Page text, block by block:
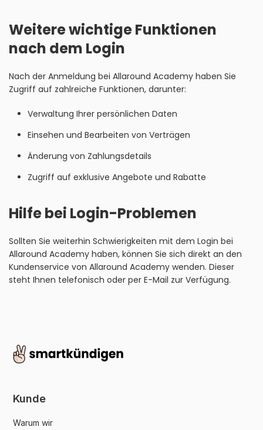
Weitere wichtige Funktionen
nach dem Login
Nach der Anmeldung bei Allaround Academy haben Sie
Zugriff auf zahlreiche Funktionen, darunter:
Verwaltung Ihrer persönlichen Daten
Einsehen und Bearbeiten von Verträgen
Änderung von Zahlungsdetails
Zugriff auf exklusive Angebote und Rabatte
Hilfe bei Login-Problemen
Sollten Sie weiterhin Schwierigkeiten mit dem Login bei
Allaround Academy haben, können Sie sich direkt an den
Kundenservice von Allaround Academy wenden. Dieser
steht Ihnen telefonisch oder per E-Mail zur Verfügung.
Kunde
Warum wir